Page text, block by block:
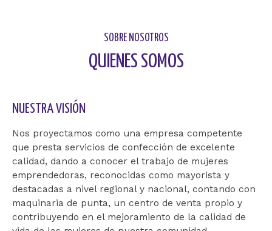
SOBRE NOSOTROS
QUIENES SOMOS
NUESTRA VISIÓN
Nos proyectamos como una empresa competente
que presta servicios de confección de excelente
calidad, dando a conocer el trabajo de mujeres
emprendedoras, reconocidas como mayorista y
destacadas a nivel regional y nacional, contando con
maquinaria de punta, un centro de venta propio y
contribuyendo en el mejoramiento de la calidad de